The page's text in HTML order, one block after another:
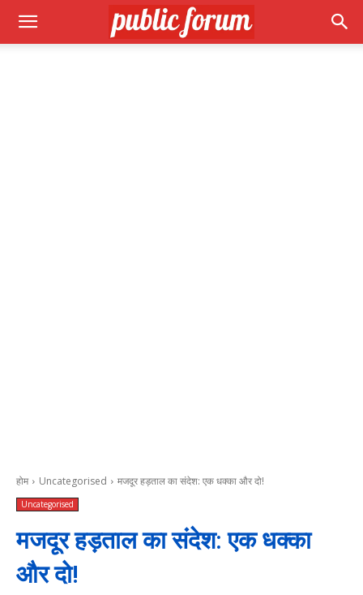
होम Uncategorised मजदूर हड़ताल का संदेश: एक धक्का और दो!
Uncategorised
मजदूर हड़ताल का संदेश: एक धक्का
और दो!